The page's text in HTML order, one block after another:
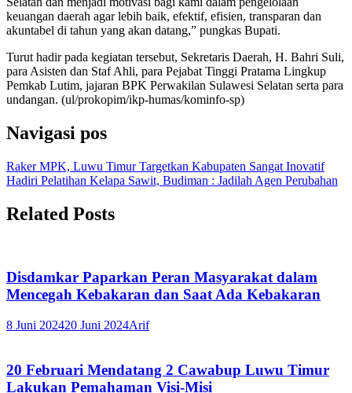
keuangan daerah agar lebih baik, efektif, efisien, transparan dan
akuntabel di tahun yang akan datang,” pungkas Bupati.
Turut hadir pada kegiatan tersebut, Sekretaris Daerah, H. Bahri Suli,
para Asisten dan Staf Ahli, para Pejabat Tinggi Pratama Lingkup
Pemkab Lutim, jajaran BPK Perwakilan Sulawesi Selatan serta para
undangan. (ul/prokopim/ikp-humas/kominfo-sp)
Navigasi pos
Raker MPK, Luwu Timur Targetkan Kabupaten Sangat Inovatif
Hadiri Pelatihan Kelapa Sawit, Budiman : Jadilah Agen Perubahan
Related Posts
Disdamkar Paparkan Peran Masyarakat dalam
Mencegah Kebakaran dan Saat Ada Kebakaran
8 Juni 202420 Juni 2024Arif
20 Februari Mendatang 2 Cawabup Luwu Timur
Lakukan Pemahaman Visi-Misi